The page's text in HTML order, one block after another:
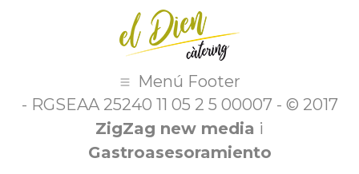
Menú Footer
- RGSEAA 25240 11 05 2 5 00007 - © 2017
ZigZag new media i
Gastroasesoramiento